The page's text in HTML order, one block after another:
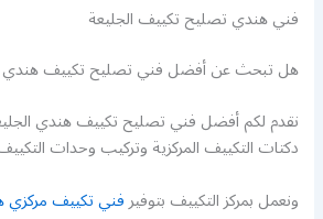
فني هندي تصليح تكييف الجليعة
هل تبحث عن أفضل فني تصليح تكييف هندي
نقدم لكم أفضل فني تصليح تكييف هندي
دكتات التكييف المركزية وتركيب وحدات
ونعمل بمركز التكييف بتوفيرفني تكييف